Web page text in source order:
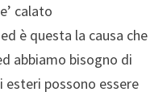
calato
è questa la causa che
abbiamo bisogno di
possono essere